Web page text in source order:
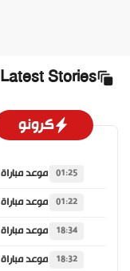
Latest Stories
كرونو
01:25
01:22
18:34
18:32